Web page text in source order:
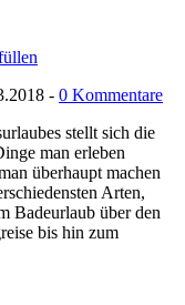
- 0 Kommentare
stellt sich die
man erleben
überhaupt machen
Arten,
Badeurlaub über den
bis hin zum